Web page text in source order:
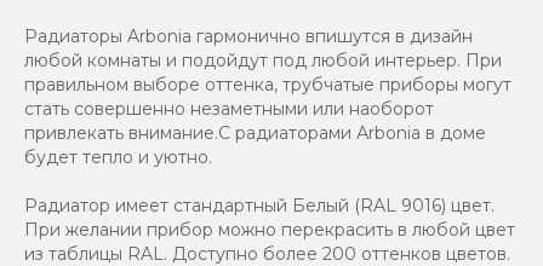
Радиаторы Arbonia гармонично впишутся в дизайн
любой комнаты и подойдут под любой интерьер. При
правильном выборе оттенка, трубчатые приборы могут
стать совершенно незаметными или наоборот
привлекать внимание.С радиаторами Аrbonia в доме
будет тепло и уютно.
Радиатор имеет стандартный Белый (RAL 9016) цвет.
При желании прибор можно перекрасить в любой цвет
из таблицы RAL. Доступно более 200 оттенков цветов.